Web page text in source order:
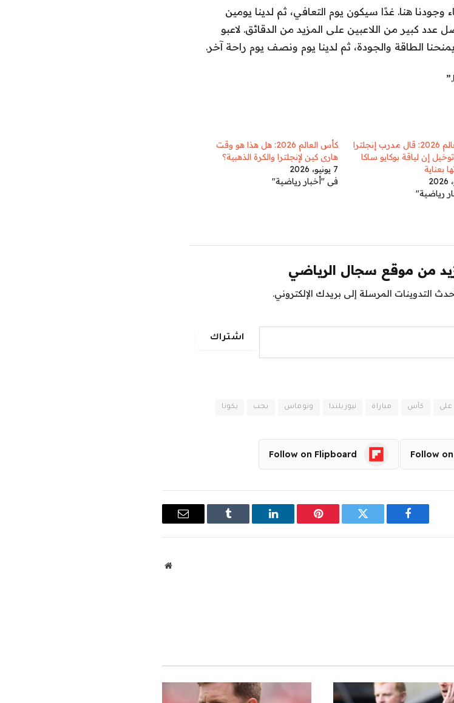
هنا. غدًا سيكون يوم التعافي، ثم لدينا يومين
كبير من اللاعبين على المزيد من الدقائق. لاعبو
الطاقة والجودة، ثم لدينا يوم ونصف يوم راحة آخر.
كأس العالم 2026: قال مدرب إنجلترا
إن لياقة بوكايو ساكا
بعناية
رياضية"
كأس العالم 2026: هل هذا هو وقت
هاري كين لإنجلترا والكرة الذهبية؟
7 يونيو، 2026
في "أخبار رياضية"
من موقع سجال الرياضي
التدوينات المرسلة إلى بريدك الإلكتروني.
اشتراك
على كأس مباراة نيوزيلندا وتوماس يجب يكونا
Follow
Follow on Flipboard
فيسبوك تويتر بينتيريستلينكدإن Tumblr
البريد
موقع